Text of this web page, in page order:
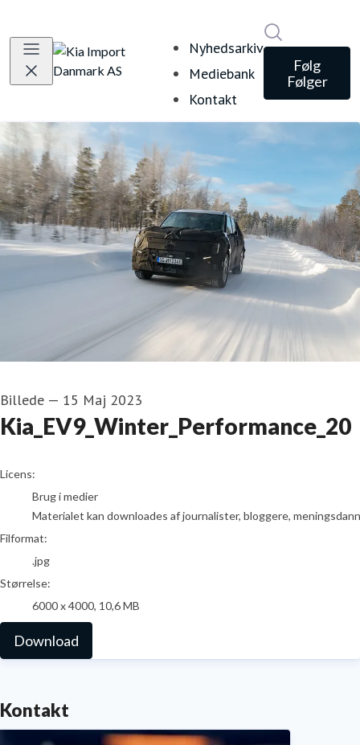
Nyhedsarkiv
Mediebank
Kontakt
Følg
Følger
Billede — 15 Maj 2023
Kia_EV9_Winter_Performance_20
go to media item
Licens:
Brug i medier
Materialet kan downloades af journalister, bloggere,
Filformat:
.jpg
Størrelse:
6000 x 4000, 10,6 MB
Download
Kontakt